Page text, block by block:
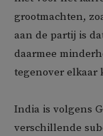
grootmachten,
aan de partij is
daarmee
tegenover elkaar
India is volgens
verschillende